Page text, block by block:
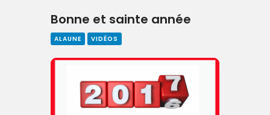
Bonne et sainte année
ALAUNE VIDÉOS